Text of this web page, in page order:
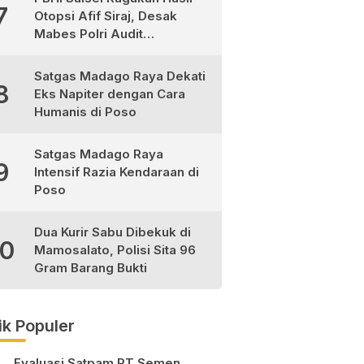
Otopsi Afif Siraj, Desak
Mabes Polri Audit
Satgas Madago Raya Dekati
Eks Napiter dengan Cara
Humanis di Poso
Satgas Madago Raya
Intensif Razia Kendaraan di
Poso
Dua Kurir Sabu Dibekuk di
Mamosalato, Polisi Sita 96
Gram Barang Bukti
Populer